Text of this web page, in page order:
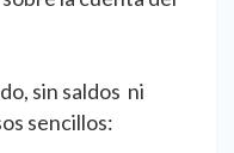
sin saldos ni
sencillos: